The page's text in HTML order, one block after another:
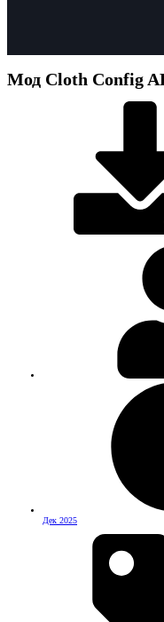
Мод Cloth Config
Дек 2025